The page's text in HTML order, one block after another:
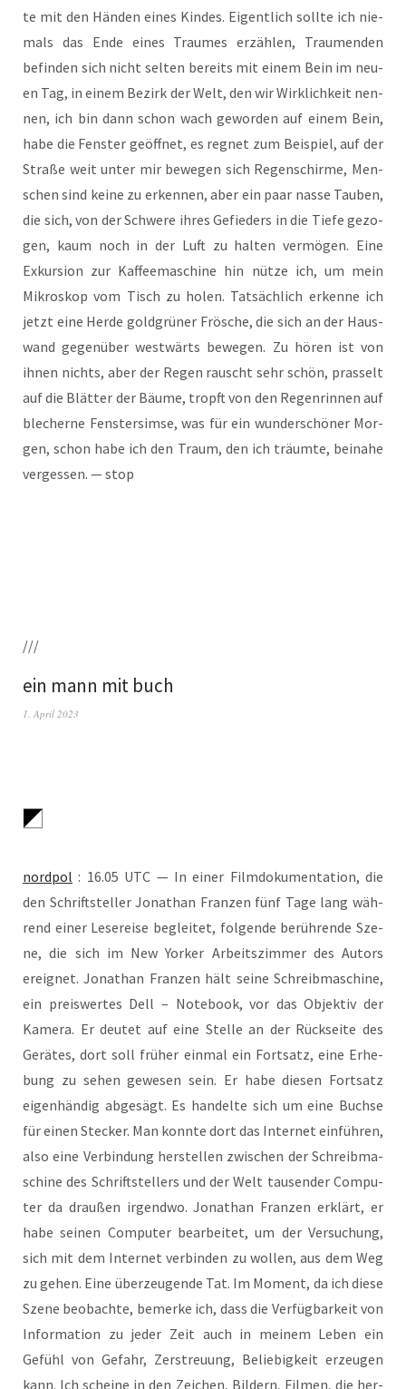
te mit den Hän­den eines Kin­des. Eigent­lich soll­te ich nie­
mals das Ende eines Trau­mes erzäh­len, Trau­men­den
befin­den sich nicht sel­ten bereits mit einem Bein im neu­
en Tag, in einem Bezirk der Welt, den wir Wirk­lich­keit nen­
nen, ich bin dann schon wach gewor­den auf einem Bein,
habe die Fens­ter geöff­net, es reg­net zum Bei­spiel, auf der
Stra­ße weit unter mir bewe­gen sich Regen­schir­me, Men­
schen sind kei­ne zu erken­nen, aber ein paar nas­se Tau­ben,
die sich, von der Schwe­re ihres Gefie­ders in die Tie­fe gezo­
gen, kaum noch in der Luft zu hal­ten ver­mö­gen. Eine
Exkur­si­on zur Kaf­fee­ma­schi­ne hin nüt­ze ich, um mein
Mikro­skop vom Tisch zu holen. Tat­säch­lich erken­ne ich
jetzt eine Her­de gold­grü­ner Frö­sche, die sich an der Haus­
wand gegen­über west­wärts bewe­gen. Zu hören ist von
ihnen nichts, aber der Regen rauscht sehr schön, pras­selt
auf die Blät­ter der Bäu­me, tropft von den Regen­rin­nen auf
ble­cher­ne Fens­ter­sim­se, was für ein wun­der­schö­ner Mor­
gen, schon habe ich den Traum, den ich träum­te, bei­na­he
ver­ges­sen. — stop
///
ein mann mit buch
1. April 2023
nord­pol : 16.05 UTC — In einer Film­do­ku­men­ta­ti­on, die
den Schrift­stel­ler Jona­than Fran­zen fünf Tage lang wäh­
rend einer Lese­rei­se beglei­tet, fol­gen­de berüh­ren­de Sze­
ne, die sich im New Yor­ker Arbeits­zim­mer des Autors
ereig­net. Jona­than Fran­zen hält sei­ne Schreib­ma­schi­ne,
ein preis­wer­tes Dell – Note­book, vor das Objek­tiv der
Kame­ra. Er deu­tet auf eine Stel­le an der Rück­sei­te des
Gerä­tes, dort soll frü­her ein­mal ein Fort­satz, eine Erhe­
bung zu sehen gewe­sen sein. Er habe die­sen Fort­satz
eigen­hän­dig abge­sägt. Es han­del­te sich um eine Buch­se
für einen Ste­cker. Man konn­te dort das Inter­net ein­füh­ren,
also eine Ver­bin­dung her­stel­len zwi­schen der Schreib­ma­
schi­ne des Schrift­stel­lers und der Welt tau­sen­der Com­pu­
ter da drau­ßen irgend­wo. Jona­than Fran­zen erklärt, er
habe sei­nen Com­pu­ter bear­bei­tet, um der Ver­su­chung,
sich mit dem Inter­net ver­bin­den zu wol­len, aus dem Weg
zu gehen. Eine über­zeu­gen­de Tat. Im Moment, da ich die­se
Sze­ne beob­ach­te, bemer­ke ich, dass die Ver­füg­bar­keit von
Infor­ma­ti­on zu jeder Zeit auch in mei­nem Leben ein
Gefühl von Gefahr, Zer­streu­ung, Belie­big­keit erzeu­gen
kann. Ich schei­ne in den Zei­chen, Bil­dern, Fil­men, die her­